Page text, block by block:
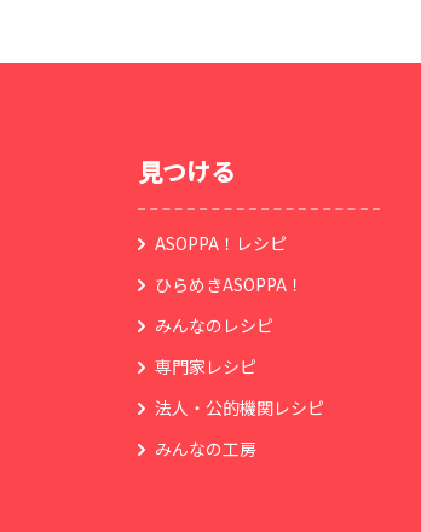
見つける
ASOPPA！レシピ
ひらめきASOPPA！
みんなのレシピ
専門家レシピ
法人・公的機関レシピ
みんなの工房